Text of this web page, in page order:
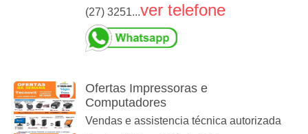
(27) 3251...ver telefone
Ofertas Impressoras e
Computadores
Vendas e assistencia técnica autorizada